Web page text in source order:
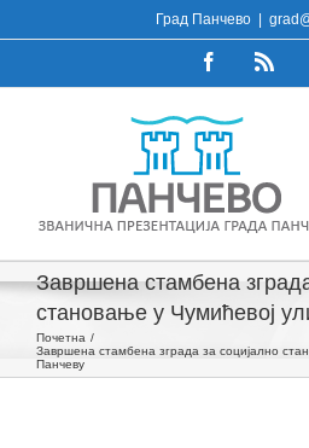
to
Град Панчево
FacebookRss
Завршена стамбена
становање у Чумићевој
Почетна
Завршена стамбена зграда за социјално
Панчеву